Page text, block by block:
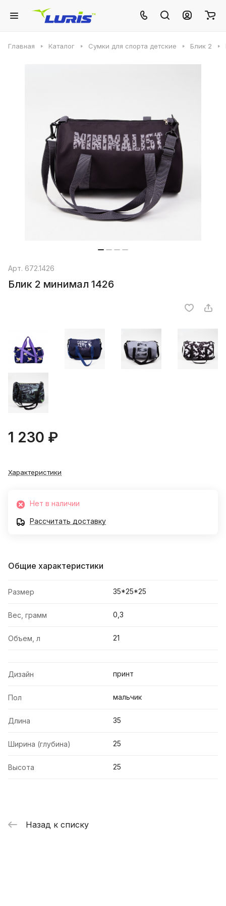
Главная Каталог Сумки для спорта детские Блик 2
Арт. 672.1426
Блик 2 минимал 1426
1 230 ₽
Характеристики
Нет в наличии
Рассчитать доставку
Общие характеристики
Размер 35*25*25
Вес, грамм 0,3
Объем, л 21
Дизайн принт
Пол мальчик
Длина 35
Ширина (глубина) 25
Высота 25
Назад к списку